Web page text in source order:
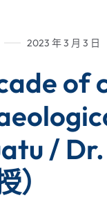
2023 年 3 月 3 日
of
/
）